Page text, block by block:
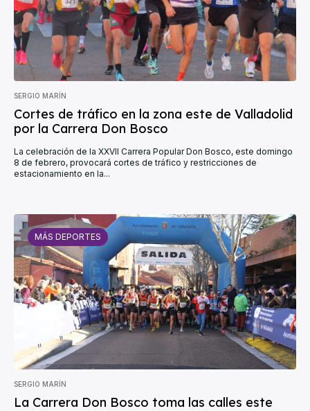
SERGIO MARÍN
Cortes de tráfico en la zona este de Valladolid
por la Carrera Don Bosco
La celebración de la XXVII Carrera Popular Don Bosco, este domingo
8 de febrero, provocará cortes de tráfico y restricciones de
estacionamiento en la...
MÁS DEPORTES
SERGIO MARÍN
La Carrera Don Bosco toma las calles este